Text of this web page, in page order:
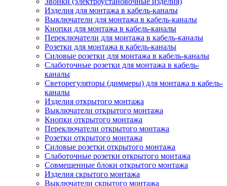
Изделия для монтажа в кабель-каналы
Выключатели для монтажа в кабель-каналы
Кнопки для монтажа в кабель-каналы
Переключатели для монтажа в кабель-каналы
Розетки для монтажа в кабель-каналы
Силовые розетки для монтажа в кабель-каналы
Слаботочные розетки для монтажа в кабель-
каналы
Светорегуляторы (диммеры) для монтажа в кабель-
каналы
Изделия открытого монтажа
Выключатели открытого монтажа
Кнопки открытого монтажа
Переключатели открытого монтажа
Розетки открытого монтажа
Силовые розетки открытого монтажа
Слаботочные розетки открытого монтажа
Совмещенные блоки открытого монтажа
Изделия скрытого монтажа
Выключатели скрытого монтажа